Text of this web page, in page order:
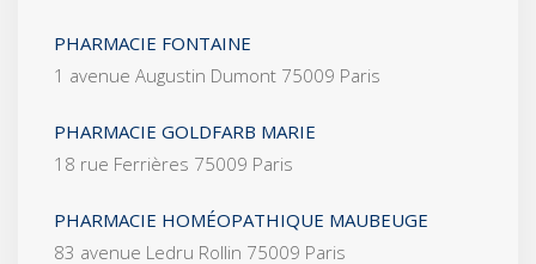
PHARMACIE FONTAINE
1 avenue Augustin Dumont 75009 Paris
PHARMACIE GOLDFARB MARIE
18 rue Ferrières 75009 Paris
PHARMACIE HOMÉOPATHIQUE MAUBEUGE
83 avenue Ledru Rollin 75009 Paris